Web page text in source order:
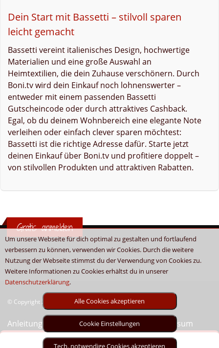
Um unsere Webseite für dich optimal zu gestalten und fortlaufend
verbessern zu können, verwenden wir Cookies. Durch die weitere
Nutzung der Webseite stimmst du der Verwendung von Cookies zu.
Weitere Informationen zu Cookies erhältst du in unserer
Datenschutzerklärung.
Alle Cookies akzeptieren
Cookie Einstellungen
Tech. notwendige Cookies akzeptieren
Dein Start mit Bassetti – stilvoll sparen
leicht gemacht
Bassetti vereint italienisches Design, hochwertige
Materialien und eine große Auswahl an
Heimtextilien, die dein Zuhause verschönern. Durch
Boni.tv wird dein Einkauf noch lohnenswerter –
entweder mit einem passenden Bassetti
Gutscheincode oder durch attraktives Cashback.
Egal, ob du deinem Wohnbereich eine elegante Note
verleihen oder einfach clever sparen möchtest:
Bassetti ist die richtige Adresse dafür. Starte jetzt
deinen Einkauf über Boni.tv und profitiere doppelt –
von stilvollen Produkten und attraktiven Rabatten.
Gratis anmelden
© Copyright 2026 - Boni.tv / Cashback & Gutscheine
Anleitung Sitemap Kontakt Unser Impressum